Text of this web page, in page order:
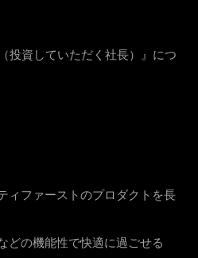
投資していただく社長）』につ
ィファーストのプロダクトを長
どの機能性で快適に過ごせる